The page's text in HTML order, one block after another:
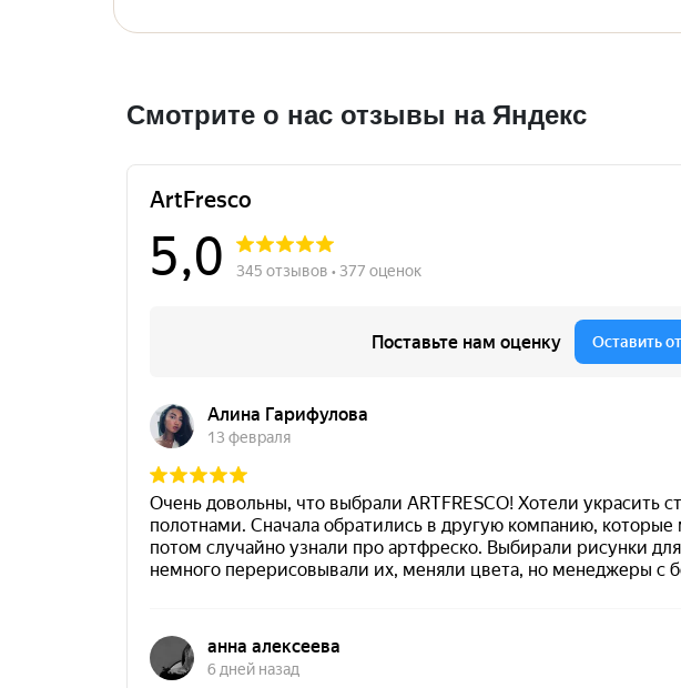
Смотрите о нас отзывы на Яндекс